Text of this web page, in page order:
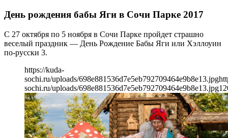
День рождения бабы Яги в Сочи Парке 2017
С 27 октября по 5 ноября в Сочи Парке пройдет страшно
веселый праздник — День Рождение Бабы Яги или Хэллоуин
по-русски 3.
https://kuda-
sochi.ru/uploads/698e881536d7e5eb792709464e9b8e13.jpg
sochi.ru/uploads/698e881536d7e5eb792709464e9b8e13.jpg